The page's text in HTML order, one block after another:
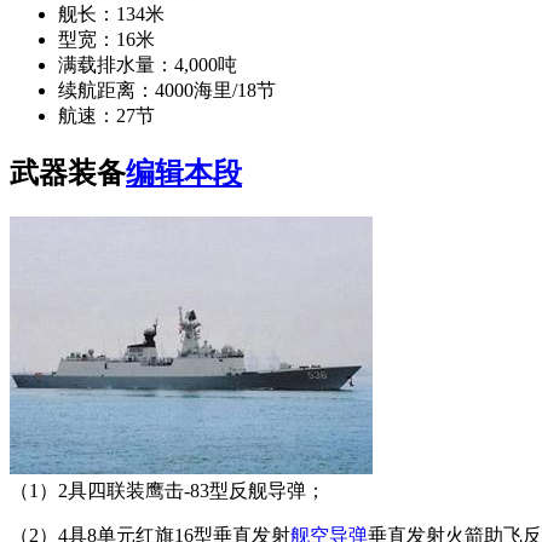
舰长：134米
型宽：16米
满载排水量：4,000吨
续航距离：4000海里/18节
航速：27节
武器装备编辑本段
（1）2具四联装鹰击-83型反舰导弹；
（2）4具8单元红旗16型垂直发射舰空导弹垂直发射火箭助飞